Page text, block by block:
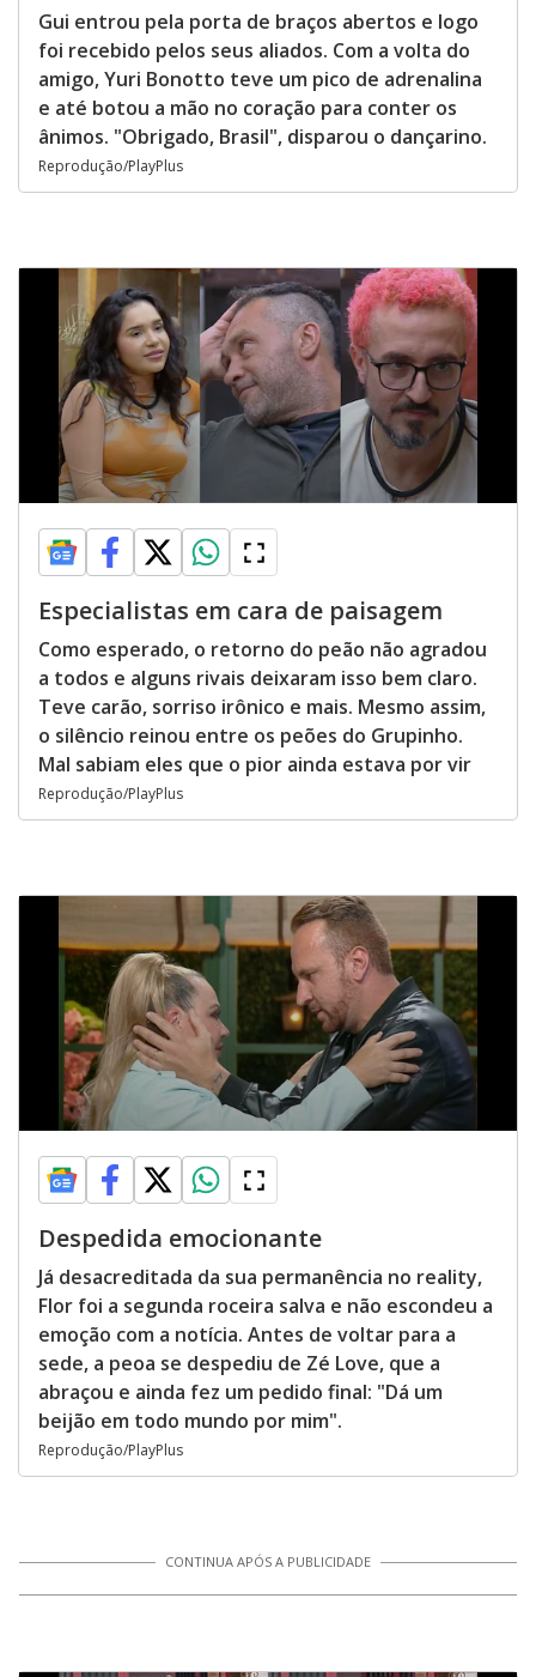
Gui entrou pela porta de braços abertos e logo
foi recebido pelos seus aliados. Com a volta do
amigo, Yuri Bonotto teve um pico de adrenalina
e até botou a mão no coração para conter os
ânimos. "Obrigado, Brasil", disparou o dançarino.
Reprodução/PlayPlus
Especialistas em cara de paisagem
Como esperado, o retorno do peão não agradou
a todos e alguns rivais deixaram isso bem claro.
Teve carão, sorriso irônico e mais. Mesmo assim,
o silêncio reinou entre os peões do Grupinho.
Mal sabiam eles que o pior ainda estava por vir
Reprodução/PlayPlus
Despedida emocionante
Já desacreditada da sua permanência no reality,
Flor foi a segunda roceira salva e não escondeu a
emoção com a notícia. Antes de voltar para a
sede, a peoa se despediu de Zé Love, que a
abraçou e ainda fez um pedido final: "Dá um
beijão em todo mundo por mim".
Reprodução/PlayPlus
CONTINUA APÓS A PUBLICIDADE